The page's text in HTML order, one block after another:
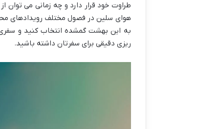
طراوت خود قرار دارد و چه زمانی می توان
هوای سلین در فصول مختلف رویدادهای
به این بهشت گمشده انتخاب کنید و سفری
ریزی دقیقی برای سفرتان داشته باشید.